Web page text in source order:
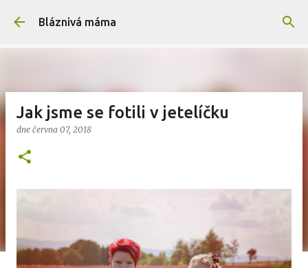
Přeskočit na hlavní obsah
Bláznivá máma
Jak jsme se fotili v jetelíčku
dne června 07, 2018